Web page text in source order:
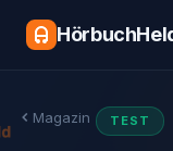
Magazin TEST